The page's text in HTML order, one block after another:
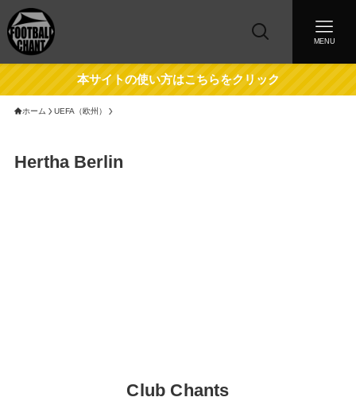
MENU
本サイトの使い方はこちらをクリック
ホーム UEFA（欧州）
Hertha Berlin
Club Chants